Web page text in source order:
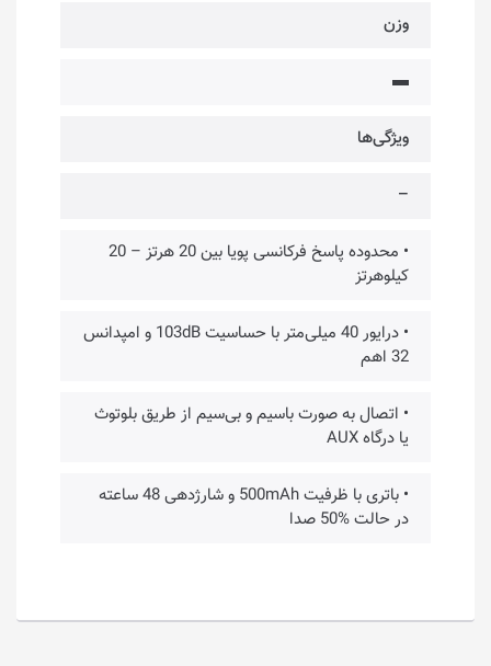
وزن
▬
ویژگی‌ها
–
• محدوده پاسخ فرکانسی پویا بین 20 هرتز – 20
کیلوهرتز
• درایور 40 میلی‌متر با حساسیت 103dB و امپدانس
32 اهم
• اتصال به صورت باسیم و بی‌سیم از طریق بلوتوث
یا درگاه AUX
• باتری با ظرفیت 500mAh و شارژدهی 48 ساعته
در حالت %50 صدا